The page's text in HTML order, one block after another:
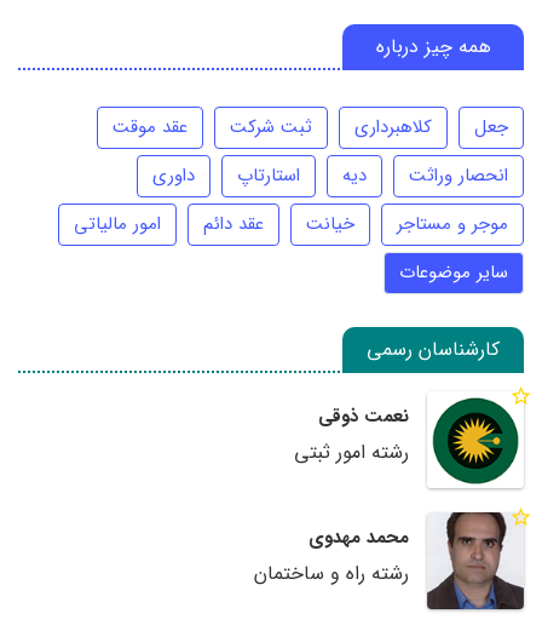
همه چیز درباره
جعل کلاهبرداری ثبت شرکت
عقد موقت
انحصار وراثت
دیه استارتاپ
داوری
موجر و مستاجر
خیانت عقد دائم
امور مالیاتی
سایر موضوعات
کارشناسان رسمی
نعمت ذوقی
رشته امور ثبتی
محمد مهدوی
رشته راه و ساختمان